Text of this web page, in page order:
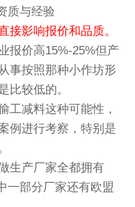
与经验
影响报价和品质。
报价高15%-25%但产
事按照那种小作坊形
比较低的。
减料这种可能性，
例进行考察，特别是
产厂家全都拥有
一部分厂家还有欧盟